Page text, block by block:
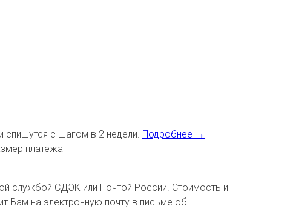
спишутся с шагом в 2 недели. Подробнее →
платежа
службой СДЭК или Почтой России. Стоимость и
Вам на электронную почту в письме об